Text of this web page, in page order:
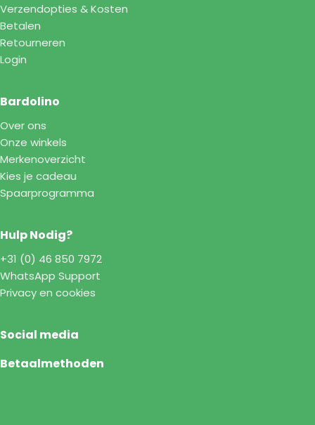
Verzendopties & Kosten
Betalen
Retourneren
Login
Bardolino
Over ons
Onze winkels
Merkenoverzicht
Kies je cadeau
Spaarprogramma
Hulp Nodig?
+31 (0) 46 850 7972
WhatsApp Support
Privacy en cookies
Social media
Betaalmethoden